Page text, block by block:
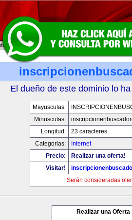
El dueño de este dominio lo
Mayusculas:
Minusculas:
Longitud:
23 caracteres
Categorias:
Internet
Precio:
Realizar una oferta!
Visitar!
Serán consideradas
Realizar una Oferta